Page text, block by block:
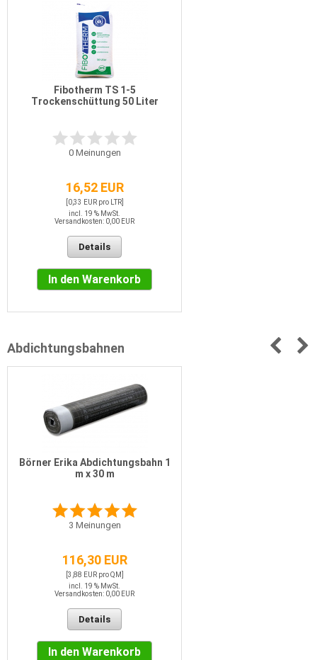
Fibotherm TS 1-5
Trockenschüttung 50 Liter
0Meinungen
16,52 EUR
[0,33 EUR pro LTR]
incl. 19 % MwSt.
Versandkosten: 0,00 EUR
Details
In den Warenkorb
Abdichtungsbahnen
Börner Erika Abdichtungsbahn 1
m x 30 m
3 Meinungen
116,30 EUR
[3,88 EUR pro QM]
incl. 19 % MwSt.
Versandkosten: 0,00 EUR
Details
In den Warenkorb